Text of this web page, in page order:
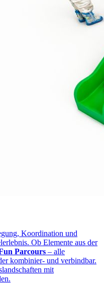
Koordination und
Ob Elemente aus der
Parcours – alle
kombinier- und verbindbar.
mit